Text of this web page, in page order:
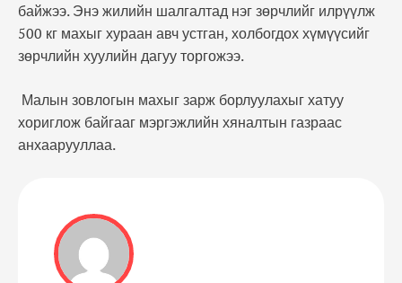
байжээ. Энэ жилийн шалгалтад нэг зөрчлийг илрүүлж
500 кг махыг хураан авч устган, холбогдох хүмүүсийг
зөрчлийн хуулийн дагуу торгожээ.
Малын зовлогын махыг зарж борлуулахыг хатуу
хориглож байгааг мэргэжлийн хяналтын газраас
анхаарууллаа.